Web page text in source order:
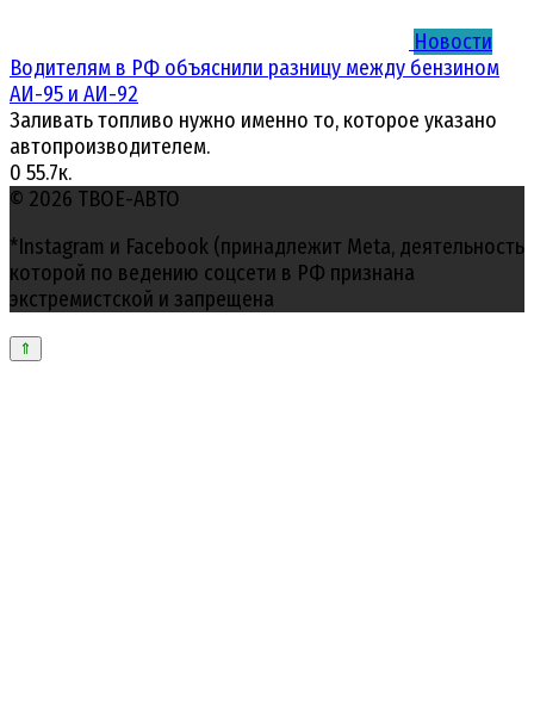
Новости
Водителям в РФ объяснили разницу между бензином
АИ-95 и АИ-92
Заливать топливо нужно именно то, которое указано
автопроизводителем.
0 55.7к.
© 2026 ТВОЕ-АВТО
*Instagram и Facebook (принадлежит Meta, деятельность
которой по ведению соцсети в РФ признана
экстремистской и запрещена